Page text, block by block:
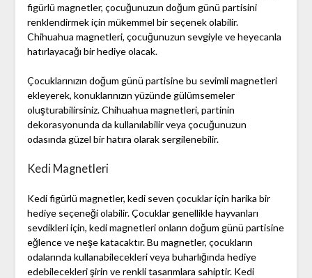
figürlü magnetler, çocuğunuzun doğum günü partisini
renklendirmek için mükemmel bir seçenek olabilir.
Chihuahua magnetleri, çocuğunuzun sevgiyle ve heyecanla
hatırlayacağı bir hediye olacak.
Çocuklarınızın doğum günü partisine bu sevimli magnetleri
ekleyerek, konuklarınızın yüzünde gülümsemeler
oluşturabilirsiniz. Chihuahua magnetleri, partinin
dekorasyonunda da kullanılabilir veya çocuğunuzun
odasında güzel bir hatıra olarak sergilenebilir.
Kedi Magnetleri
Kedi figürlü magnetler, kedi seven çocuklar için harika bir
hediye seçeneği olabilir. Çocuklar genellikle hayvanları
sevdikleri için, kedi magnetleri onların doğum günü partisine
eğlence ve neşe katacaktır. Bu magnetler, çocukların
odalarında kullanabilecekleri veya buharlığında hediye
edebilecekleri şirin ve renkli tasarımlara sahiptir. Kedi